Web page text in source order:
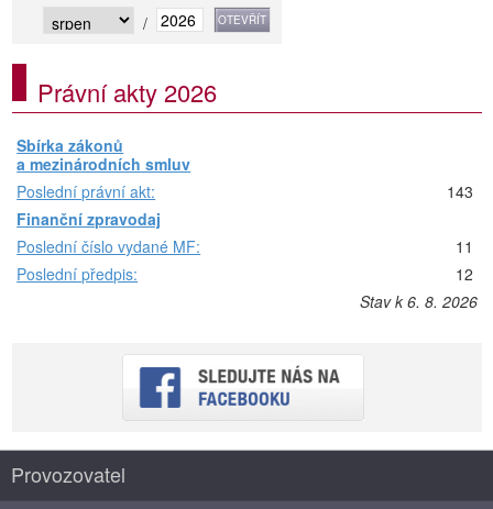
/
Právní akty 2026
Sbírka zákonů
a mezinárodních smluv
Poslední právní akt:
143
Finanční zpravodaj
Poslední číslo vydané MF:
11
Poslední předpis:
12
Stav k 6. 8. 2026
Provozovatel